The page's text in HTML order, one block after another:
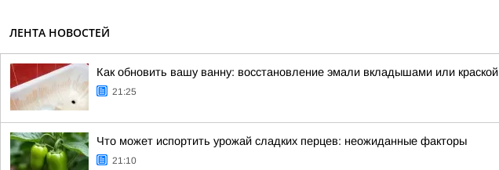
ЛЕНТА НОВОСТЕЙ
Как обновить вашу ванну: восстановление эмали вкладышами или краской
21:25
Что может испортить урожай сладких перцев: неожиданные факторы
21:10